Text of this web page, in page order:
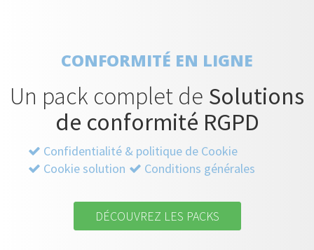
CONFORMITÉ EN LIGNE
Un pack complet de Solutions
de conformité RGPD
Confidentialité & politique de Cookie
Cookie solution
Conditions générales
DÉCOUVREZ LES PACKS